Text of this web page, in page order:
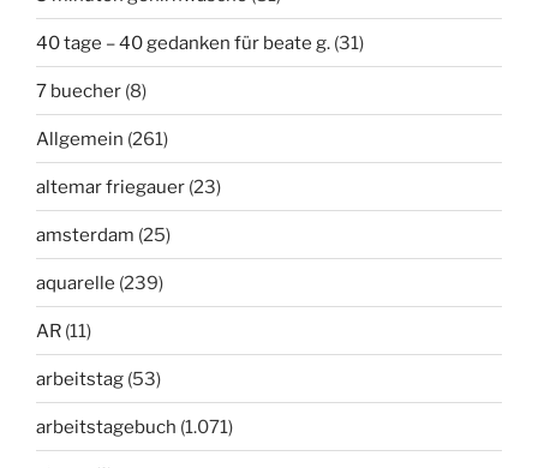
40 tage – 40 gedanken für beate g. (31)
7 buecher (8)
Allgemein (261)
altemar friegauer (23)
amsterdam (25)
aquarelle (239)
AR (11)
arbeitstag (53)
arbeitstagebuch (1.071)